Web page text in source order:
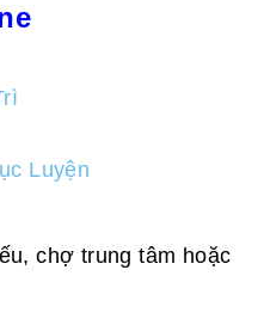
Luyện
chợ trung tâm hoặc